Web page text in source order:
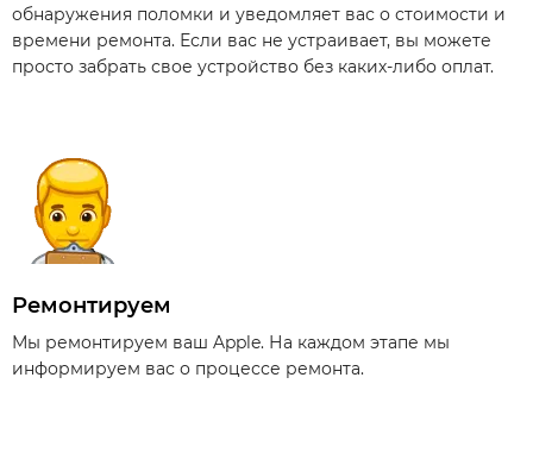
обнаружения поломки и уведомляет вас о стоимости и
времени ремонта. Если вас не устраивает, вы можете
просто забрать свое устройство без каких-либо оплат.
Ремонтируем
Мы ремонтируем ваш Apple. На каждом этапе мы
информируем вас о процессе ремонта.